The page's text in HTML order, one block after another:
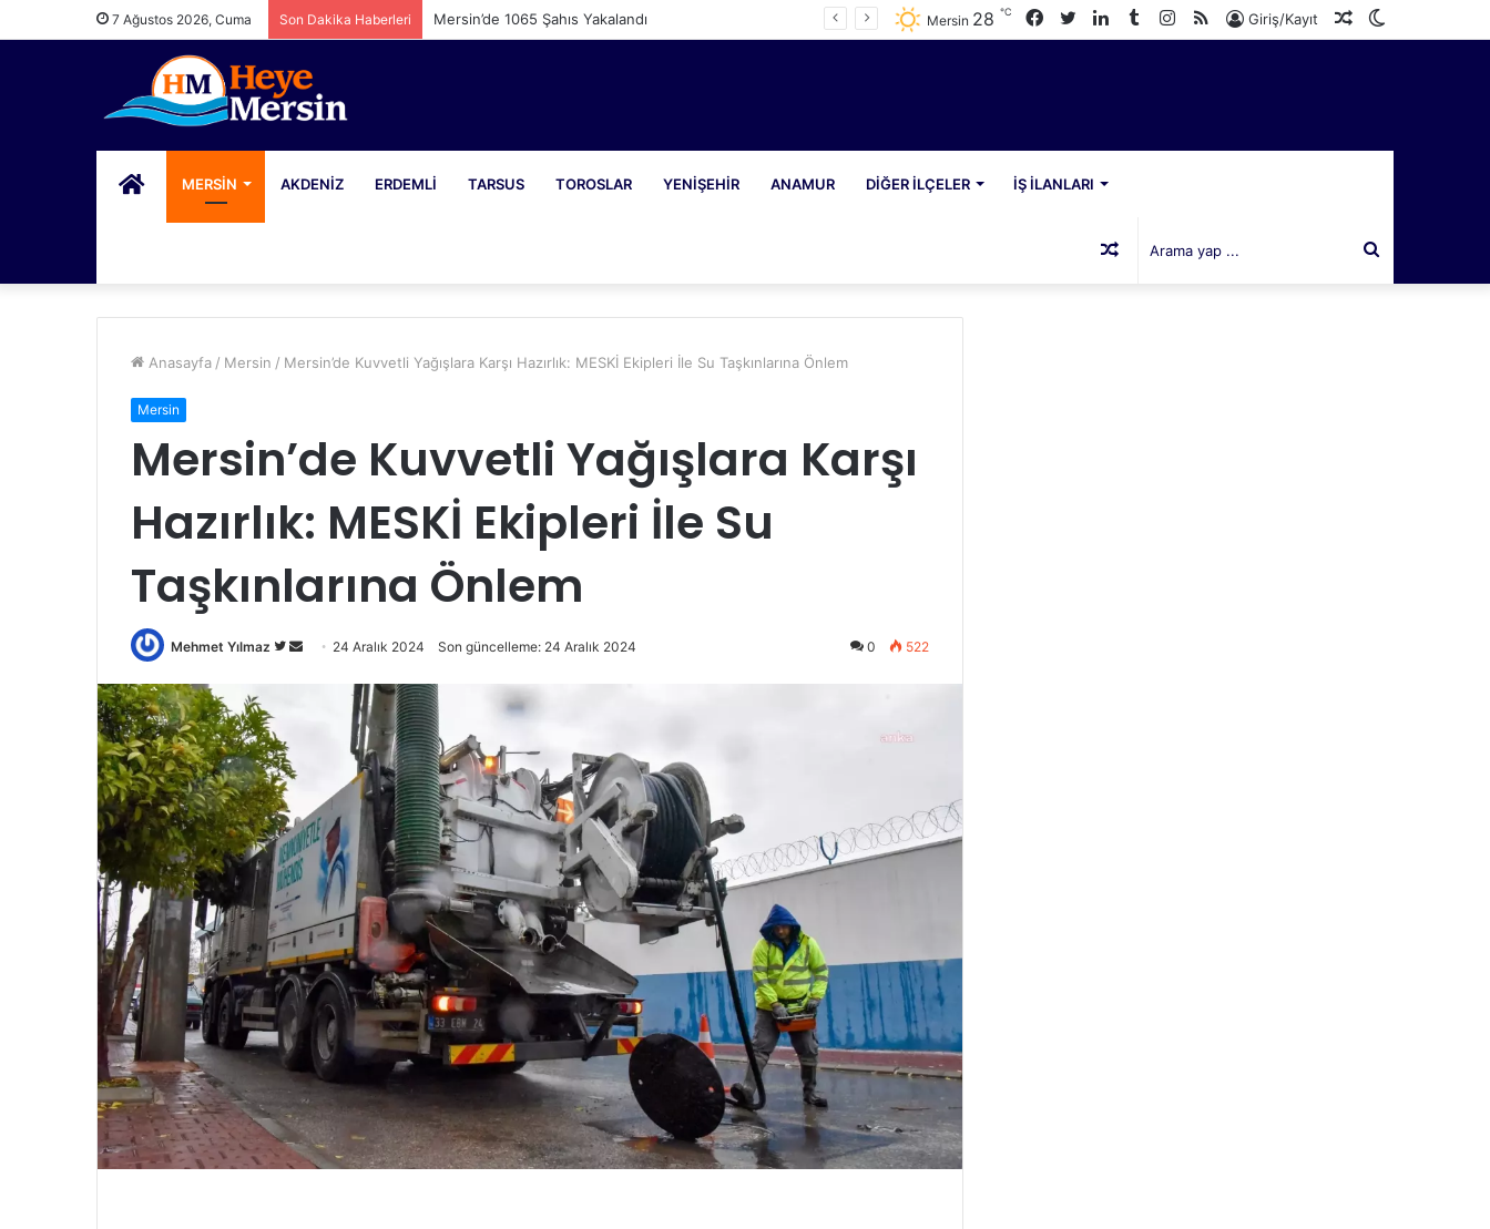
7 Ağustos 2026, Cuma Son Dakika Haberleri Mersin’de 1065 Şahıs Yakalandı
Rastgele
Giriş/Kayıt
RSS
Instagram
Tumblr
LinkedIn
Twitter
Facebook
Mersin 28 ℃
PORTALMERSIN AKDENIZ ERDEMLI TARSUS TOROSLAR YENIŞEHIR ANAMUR DIĞER İLÇELER İŞ İLANLARI
Arama
Rastgele
Anasayfa / Mersin / Mersin’de Kuvvetli Yağışlara Karşı Hazırlık: MESKİ Ekipleri İle Su Taşkınlarına Önlem
Mersin
Mersin’de Kuvvetli Yağışlara Karşı
Hazırlık: MESKİ Ekipleri İle Su
Taşkınlarına Önlem
Mehmet Yılmaz
Twitter'da
Bir
göndermek
24 Aralık 2024 Son güncelleme: 24 Aralık 2024 0 522